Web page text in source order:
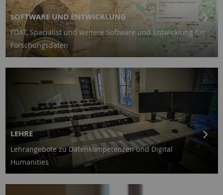
SOFTWARE UND ENTWICKLUNG
FDAT, Spacialist und weitere Software und Entwicklung für
Forschungsdaten
LEHRE
Lehrangebote zu Datenkompetenzen und Digital
Humanities